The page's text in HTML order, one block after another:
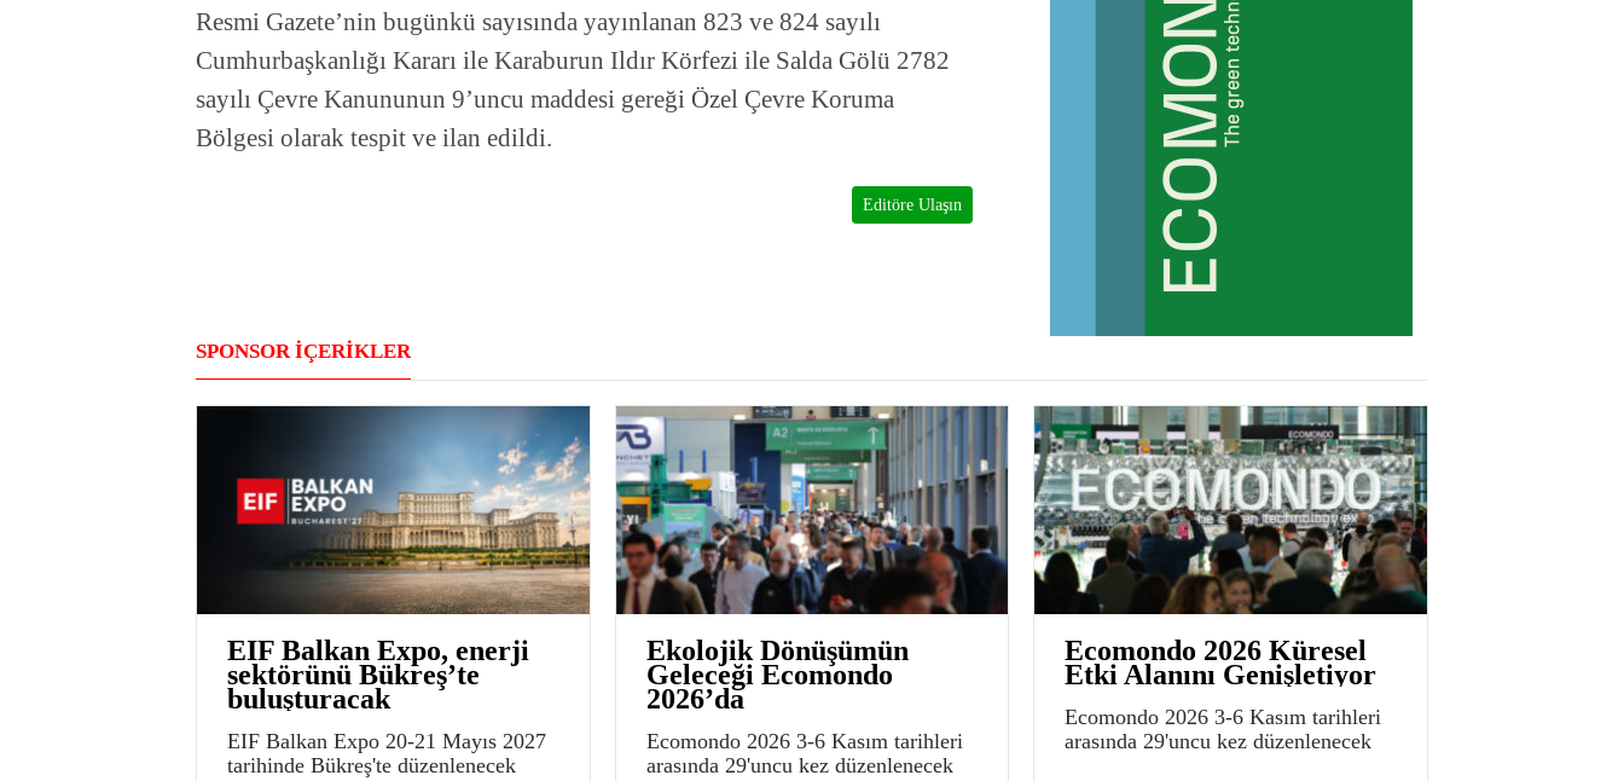
Resmi Gazete’nin bugünkü sayısında yayınlanan 823 ve 824 sayılı
Cumhurbaşkanlığı Kararı ile Karaburun Ildır Körfezi ile Salda Gölü 2782
sayılı Çevre Kanununun 9’uncu maddesi gereği Özel Çevre Koruma
Bölgesi olarak tespit ve ilan edildi.
Editöre Ulaşın
SPONSOR İÇERİKLER
EIF Balkan Expo, enerji
sektörünü Bükreş’te
buluşturacak
EIF Balkan Expo 20-21 Mayıs 2027
tarihinde Bükreş'te düzenlenecek
Ekolojik Dönüşümün
Geleceği Ecomondo
2026’da
Ecomondo 2026 3-6 Kasım tarihleri
arasında 29'uncu kez düzenlenecek
Ecomondo 2026 Küresel
Etki Alanını Genişletiyor
Ecomondo 2026 3-6 Kasım tarihleri
arasında 29'uncu kez düzenlenecek